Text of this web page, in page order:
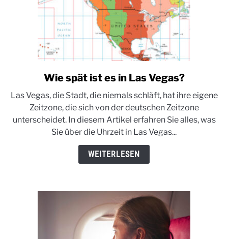
link
Wie
spät
ist
es
in
Las
Wie spät ist es in Las Vegas?
Las Vegas, die Stadt, die niemals schläft, hat ihre eigene
Zeitzone, die sich von der deutschen Zeitzone
unterscheidet. In diesem Artikel erfahren Sie alles, was
Sie über die Uhrzeit in Las Vegas...
WEITERLESEN